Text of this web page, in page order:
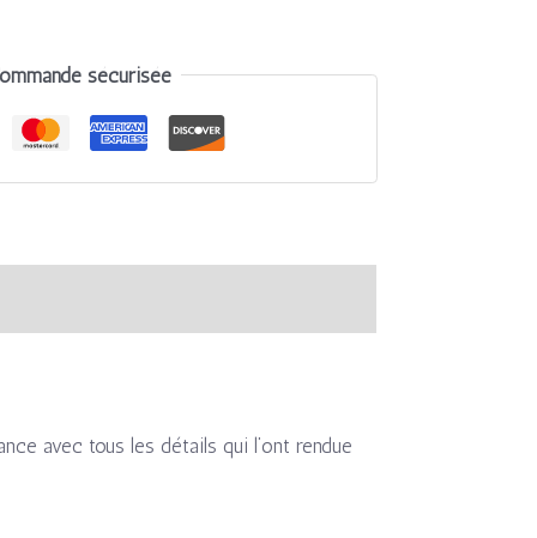
sécurisée
avec tous les détails qui l’ont rendue